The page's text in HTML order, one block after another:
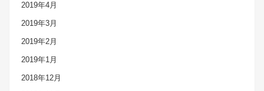
2019年4月
2019年3月
2019年2月
2019年1月
2018年12月